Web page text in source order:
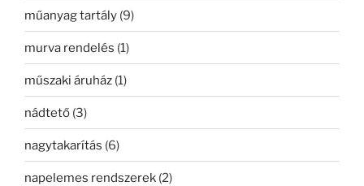
műanyag tartály (9)
murva rendelés (1)
műszaki áruház (1)
nádtető (3)
nagytakarítás (6)
napelemes rendszerek (2)